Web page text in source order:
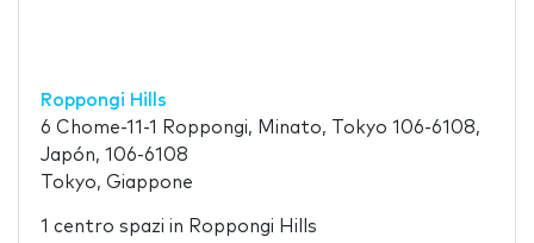
Roppongi Hills
6 Chome-11-1 Roppongi, Minato, Tokyo 106-6108,
Japón, 106-6108
Tokyo, Giappone
1 centro spazi in Roppongi Hills